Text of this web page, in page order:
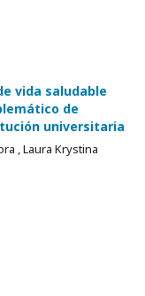
vida saludable
de
universitaria
, Laura Krystina